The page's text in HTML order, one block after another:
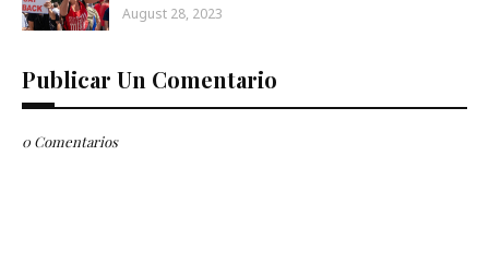
August 28, 2023
Publicar Un Comentario
0 Comentarios